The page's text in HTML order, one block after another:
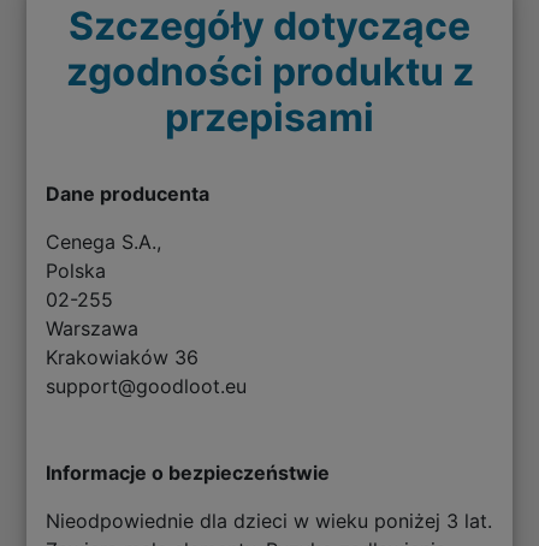
Szczegóły dotyczące
zgodności produktu z
przepisami
Dane producenta
Cenega S.A.,
Polska
02-255
Warszawa
Krakowiaków 36
support@goodloot.eu
Informacje o bezpieczeństwie
Nieodpowiednie dla dzieci w wieku poniżej 3 lat.